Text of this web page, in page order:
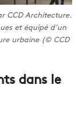
CCD Architecture.
et équipé d’un
urbaine (© CCD
dans le